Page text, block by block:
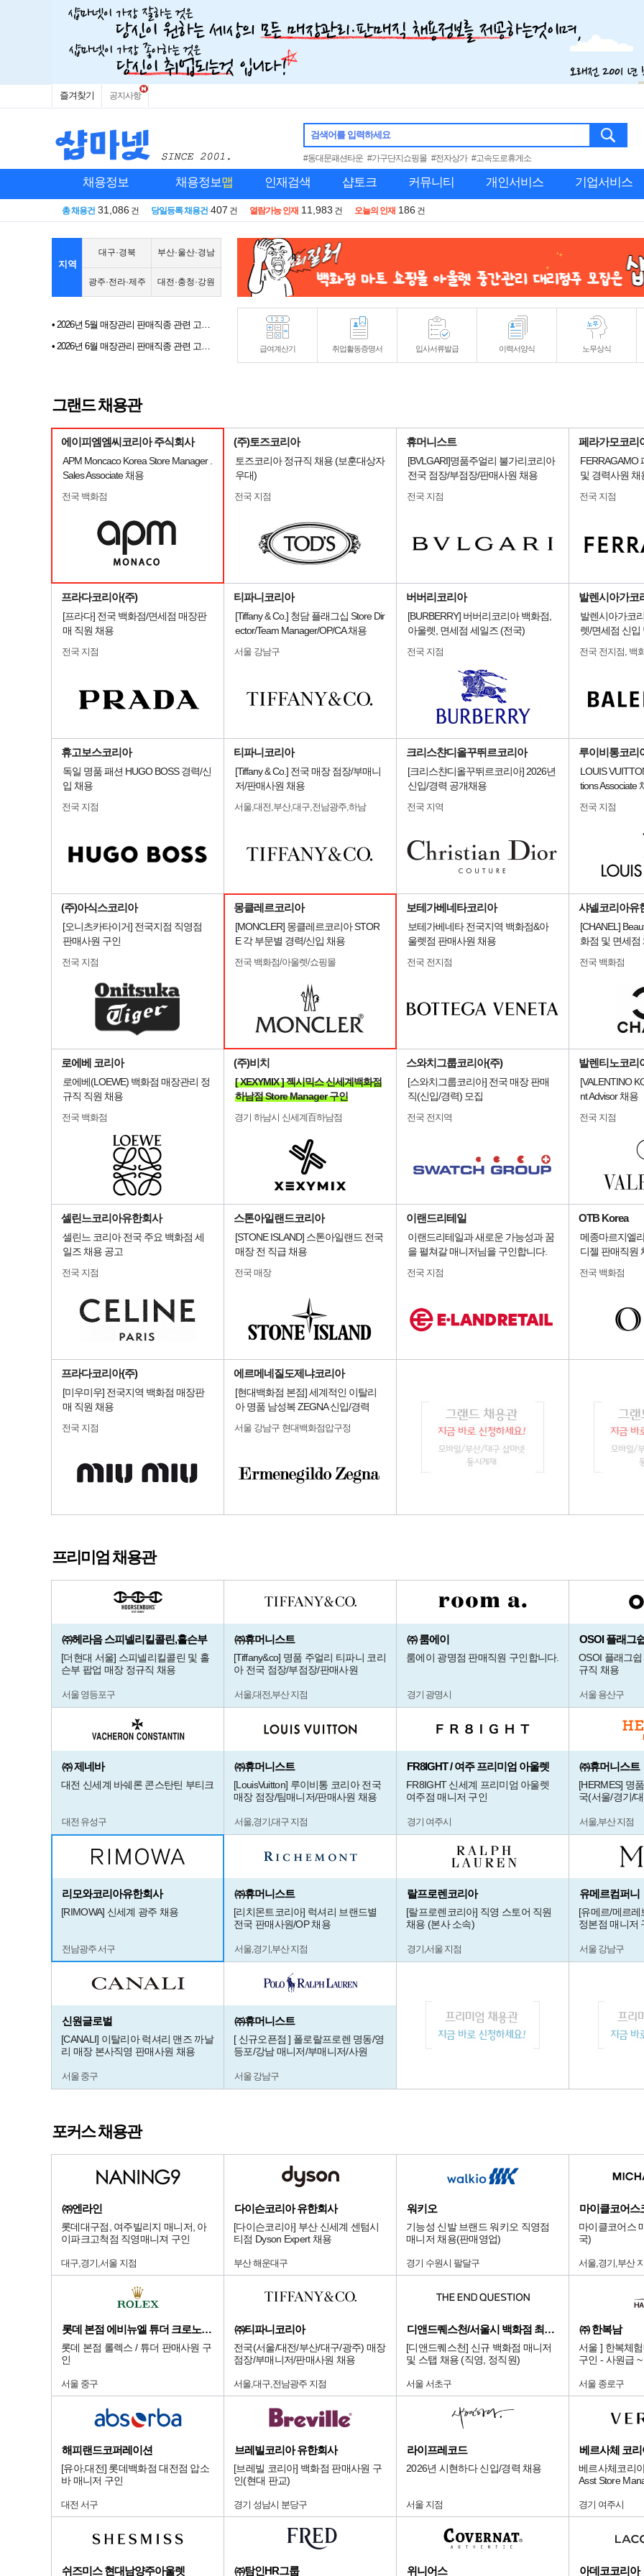
즐겨찾기 공지사항
검색어를 입력하세요
#동대문패션타운 #가구단지쇼핑몰 #전자상가 #고속도로휴게소
채용정보 채용정보맵 인재검색 샵토크 커뮤니티 개인서비스 기업서비스
총 채용건 31,086 건 당일등록 채용건 407 건 열람가능 인재 11,983 건 오늘의 인재 186 건
지역
대구·경북
광주·전라·제주
부산·울산·경남
대전·충청·강원
• 2026년 5월 매장관리 판매직종 관련 고용동향
• 2026년 6월 매장관리 판매직종 관련 고용동향
급여계산기 취업활동증명서 입사서류발급 이력서양식 노무상식
그랜드 채용관
에이피엠엠씨코리아 주식회사
APM Moncaco Korea Store Manager .
Sales Associate 채용
전국 백화점
(주)토즈코리아
토즈코리아 정규직 채용 (보훈대상자
우대)
전국 지점
휴머니스트
[BVLGARI]명품주얼리 불가리코리아
전국 점장/부점장/판매사원 채용
전국 지점
페라가모코리
FERRAGAMO
및 경력사원 채
전국 지점
프라다코리아(주)
[프라다] 전국 백화점/면세점 매장판
매 직원 채용
전국 지점
티파니코리아
[Tiffany & Co.] 청담 플래그십 Store Dir
ector/Team Manager/OP/CA 채용
서울 강남구
버버리코리아
[BURBERRY] 버버리코리아 백화점,
아울렛, 면세점 세일즈 (전국)
전국 지점
발렌시아가코
발렌시아가코
렛/면세점 신입
전국 전지점, 백
휴고보스코리아
독일 명품 패션 HUGO BOSS 경력/신
입 채용
전국 지점
티파니코리아
[Tiffany & Co.] 전국 매장 점장/부매니
저/판매사원 채용
서울,대전,부산,대구,전남광주,하남
크리스챤디올꾸뛰르코리아
[크리스챤디올꾸뛰르코리아] 2026년
신입/경력 공개채용
전국 지역
루이비통코리
LOUIS
tions Associate
전국 지점
(주)아식스코리아
[오니츠카타이거] 전국지점 직영점
판매사원 구인
전국 지점
몽클레르코리아
[MONCLER] 몽클레르코리아 STOR
E 각 부문별 경력/신입 채용
전국 백화점/아울렛/쇼핑몰
보테가베네타코리아
보테가베네타 전국지역 백화점&아
울렛점 판매사원 채용
전국 전지점
샤넬코리아유
[CHANEL]
화점 및 면세점
전국 백화점
로에베 코리아
로에베(LOEWE) 백화점 매장관리 정
규직 직원 채용
전국 백화점
(주)비치
[ XEXYMIX ] 젝시믹스 신세계백화점
하남점 Store Manager 구인
경기 하남시 신세계百하남점
스와치그룹코리아(주)
[스와치그룹코리아] 전국 매장 판매
직(신입/경력) 모집
전국 전지역
발렌티노코리
[VALENTINO
nt Advisor 채용
전국 지점
셀린느코리아유한회사
셀린느 코리아 전국 주요 백화점 세
일즈 채용 공고
전국 지점
스톤아일랜드코리아
[STONE ISLAND] 스톤아일랜드 전국
매장 전 직급 채용
전국 매장
이랜드리테일
이랜드리테일과 새로운 가능성과 꿈
을 펼쳐갈 매니저님을 구인합니다.
전국 지점
OTB Korea
메종마르지엘
디젤 판매직원
전국 백화점
프라다코리아(주)
[미우미우] 전국지역 백화점 매장판
매 직원 채용
전국 지점
에르메네질도제냐코리아
[현대백화점 본점] 세계적인 이탈리
아 명품 남성복 ZEGNA 신입/경력
서울 강남구 현대백화점압구정
프리미엄 채용관
㈜헤라음 스피넬리킬콜린,홀슨부
[더현대 서울] 스피넬리킬콜린 및 홀
슨부 팝업 매장 정규직 채용
서울 영등포구
㈜휴머니스트
[Tiffany&co] 명품 주얼리 티파니 코리
아 전국 점장/부점장/판매사원
서울,대전,부산 지점
㈜ 룸에이
룸에이 광명점 판매직원 구인합니다.
경기 광명시
OSOI 플래그
OSOI 플래그
규직 채용
서울 용산구
㈜ 제네바
대전 신세계 바쉐론 콘스탄틴 부티크
대전 유성구
㈜휴머니스트
[LouisVuitton] 루이비통 코리아 전국
매장 점장/팀매니저/판매사원 채용
서울,경기,대구 지점
FR8IGHT / 여주 프리미엄 아울렛
FR8IGHT 신세계 프리미엄 아울렛
여주점 매니저 구인
경기 여주시
㈜휴머니스트
[HERMES] 명
국(서울/경기/
서울,부산 지점
리모와코리아유한회사
[RIMOWA] 신세계 광주 채용
전남광주 서구
㈜휴머니스트
[리치몬트코리아] 럭셔리 브랜드별
전국 판매사원/OP 채용
서울,경기,부산 지점
랄프로렌코리아
[랄프로렌코리아] 직영 스토어 직원
채용 (본사 소속)
경기,서울 지점
유메르컴퍼니
[유메르/메르
정본점 매니저
서울 강남구
신원글로벌
[CANALI] 이탈리아 럭셔리 맨즈 까날
리 매장 본사직영 판매사원 채용
서울 중구
㈜휴머니스트
[ 신규오픈점 ] 폴로랄프로렌 명동/영
등포/강남 매니저/부매니저/사원
서울 강남구
포커스 채용관
㈜엔라인
롯데대구점, 여주빌리지 매니저, 아
이파크고척점 직영매니져 구인
대구,경기,서울 지점
다이슨코리아 유한회사
[다이슨코리아] 부산 신세계 센텀시
티점 Dyson Expert 채용
부산 해운대구
워키오
기능성 신발 브랜드 워키오 직영점
매니저 채용(판매영업)
경기 수원시 팔달구
마이클코어스
마이클코어스
국)
서울,경기,부산
롯데 본점 에비뉴엘 튜더 크로노다임
롯데 본점 롤렉스 / 튜더 판매사원 구
인
서울 중구
㈜티파니코리아
전국(서울/대전/부산/대구/광주) 매장
점장/부매니저/판매사원 채용
서울,대구,전남광주 지점
디앤드퀘스천/서울시 백화점 최상급 점
[디앤드퀘스천] 신규 백화점 매니저
및 스탭 채용 (직영, 정직원)
서울 서초구
㈜ 한복남
서울 ] 한복체
구인 - 사원급
서울 종로구
해피랜드코퍼레이션
[유아,대전] 롯데백화점 대전점 압소
바 매니저 구인
대전 서구
브레빌코리아 유한회사
[브레빌 코리아] 백화점 판매사원 구
인(현대 판교)
경기 성남시 분당구
라이프레코드
2026년 시현하다 신입/경력 채용
서울 지점
베르사체 코리
베르사체코리
Asst Store
경기 여주시
쉬즈미스 현대남양주아울렛 ㈜탐인HR그룹 위니어스 아데코코리아